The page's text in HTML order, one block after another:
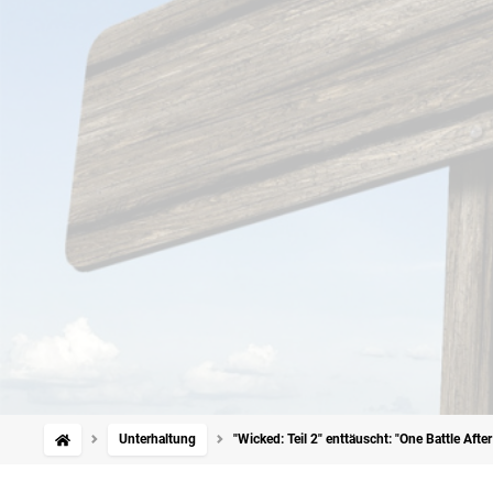
Unterhaltung "Wicked: Teil 2" enttäuscht: "One Battle